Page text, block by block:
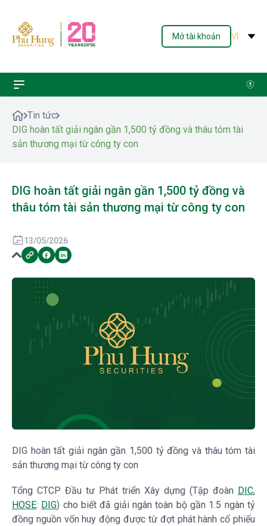
Mở tài khoản VI
Tin tức
DIG hoàn tất giải ngân gần 1,500 tỷ đồng và thâu tóm tài
sản thương mại từ công ty con
DIG hoàn tất giải ngân gần 1,500 tỷ đồng và
thâu tóm tài sản thương mại từ công ty con
13/05/2026
DIG hoàn tất giải ngân gần 1,500 tỷ đồng và thâu tóm tài
sản thương mại từ công ty con
Tổng CTCP Đầu tư Phát triển Xây dựng (Tập đoàn DIC,
HOSE: DIG) cho biết đã giải ngân toàn bộ gần 1.5 ngàn tỷ
đồng nguồn vốn huy động được từ đợt phát hành cổ phiếu